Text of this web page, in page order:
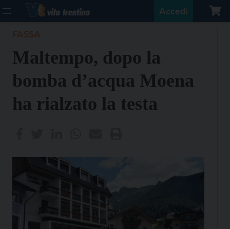
Accedi
Maltempo, dopo la
bomba d’acqua Moena
ha rialzato la testa